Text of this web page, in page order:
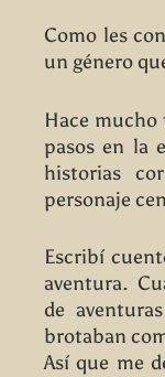
Como les
un género
Hace
pasos en la
historias
personaje
Escribí
aventura.
de
brotaban
Así que me